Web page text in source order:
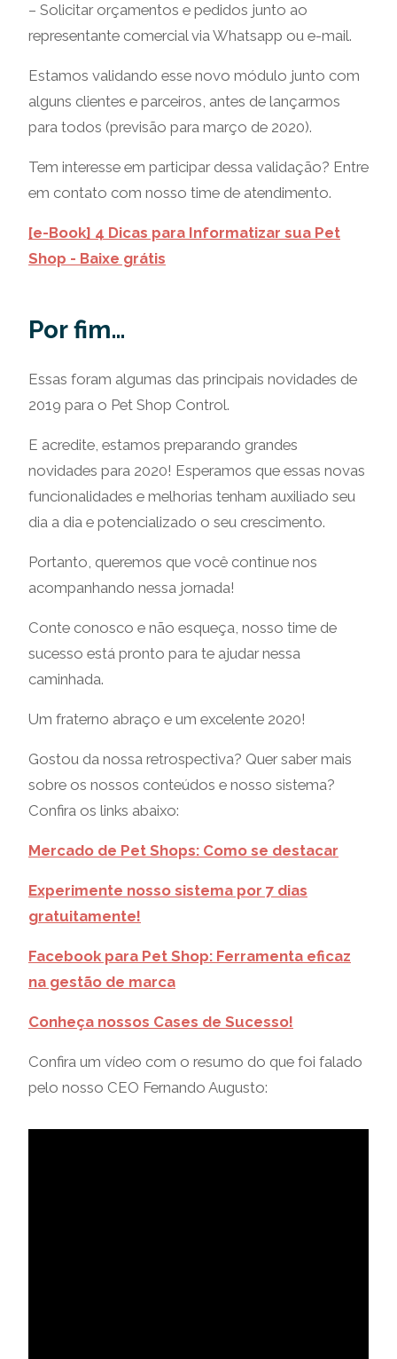
– Solicitar orçamentos e pedidos junto ao
representante comercial via Whatsapp ou e-mail.
Estamos validando esse novo módulo junto com
alguns clientes e parceiros, antes de lançarmos
para todos (previsão para março de 2020).
Tem interesse em participar dessa validação? Entre
em contato com nosso time de atendimento.
[e-Book] 4 Dicas para Informatizar sua Pet
Shop - Baixe grátis
Por fim…
Essas foram algumas das principais novidades de
2019 para o Pet Shop Control.
E acredite, estamos preparando grandes
novidades para 2020! Esperamos que essas novas
funcionalidades e melhorias tenham auxiliado seu
dia a dia e potencializado o seu crescimento.
Portanto, queremos que você continue nos
acompanhando nessa jornada!
Conte conosco e não esqueça, nosso time de
sucesso está pronto para te ajudar nessa
caminhada.
Um fraterno abraço e um excelente 2020!
Gostou da nossa retrospectiva? Quer saber mais
sobre os nossos conteúdos e nosso sistema?
Confira os links abaixo:
Mercado de Pet Shops: Como se destacar
Experimente nosso sistema por 7 dias
gratuitamente!
Facebook para Pet Shop: Ferramenta eficaz
na gestão de marca
Conheça nossos Cases de Sucesso!
Confira um vídeo com o resumo do que foi falado
pelo nosso CEO Fernando Augusto: